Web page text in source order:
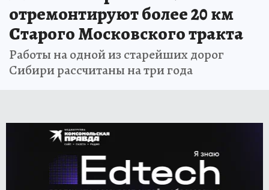
отремонтируют более 20 км
Старого Московского тракта
Работы на одной из старейших дорог
Сибири рассчитаны на три года